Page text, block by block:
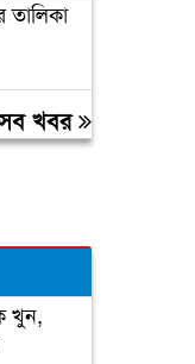
তালিকা
টাকারখবর
খুন,